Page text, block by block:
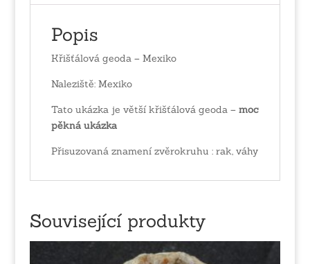
Popis
Křišťálová geoda – Mexiko
Naleziště: Mexiko
Tato ukázka je větší křišťálová geoda – moc
pěkná ukázka
Přisuzovaná znamení zvěrokruhu : rak, váhy
Související produkty